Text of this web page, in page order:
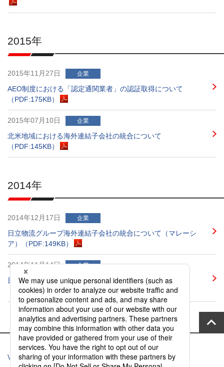
2015年
2015年11月27日 企業
AEO制度における「認定通関業者」の認証取得について
（PDF:175KB）
2015年07月10日 企業
北米地域における海外連結子会社の統合について
（PDF:145KB）
2014年
2014年12月17日 企業
日立物流グループ海外連結子会社の統合について（マレーシ
ア）（PDF:149KB）
2014年11月14日 企業
日立物流グループ海外連結子会社の統合について（タイ）
（PDF:154KB）
Vantec Service Site